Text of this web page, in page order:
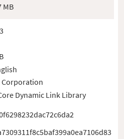
MB
Corporation
Dynamic Link Library